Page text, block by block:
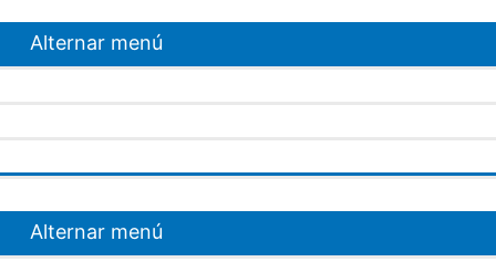
Alternar menú
Alternar menú